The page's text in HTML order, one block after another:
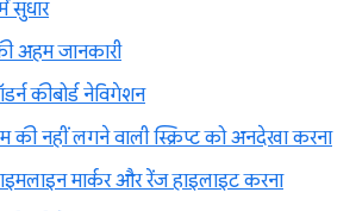
सुधार
अहम जानकारी
कीबोर्ड नेविगेशन
की नहीं लगने वाली स्क्रिप्ट को अनदेखा करना
मार्कर और रेंज हाइलाइट करना